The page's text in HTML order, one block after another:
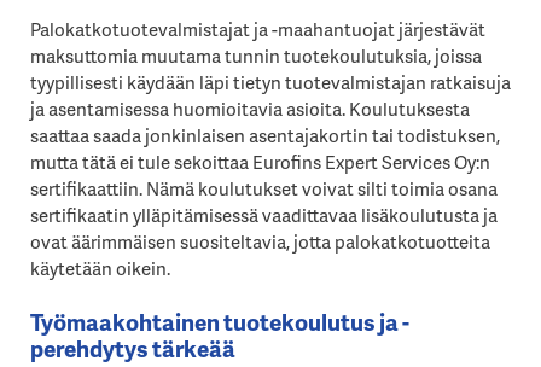
Palokatkotuotevalmistajat ja -maahantuojat järjestävät
maksuttomia muutama tunnin tuotekoulutuksia, joissa
tyypillisesti käydään läpi tietyn tuotevalmistajan ratkaisuja
ja asentamisessa huomioitavia asioita. Koulutuksesta
saattaa saada jonkinlaisen asentajakortin tai todistuksen,
mutta tätä ei tule sekoittaa Eurofins Expert Services Oy:n
sertifikaattiin. Nämä koulutukset voivat silti toimia osana
sertifikaatin ylläpitämisessä vaadittavaa lisäkoulutusta ja
ovat äärimmäisen suositeltavia, jotta palokatkotuotteita
käytetään oikein.
Työmaakohtainen tuotekoulutus ja -
perehdytys tärkeää